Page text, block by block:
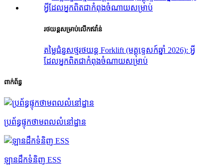
រថយន្ត​សម្រាប់​លើក​ឥវ៉ាន់
តម្លៃជំនួសថ្មរថយន្ត Forklift (មគ្គុទ្ទេសក៍ឆ្នាំ 2026): អ្វី
ដែលអ្នកពិតជាកំពុងចំណាយសម្រាប់
ពាក់ព័ន្ធ
ប្រព័ន្ធផ្ទុកថាមពលលំនៅដ្ឋាន
ឡានដឹកទំនិញ ESS